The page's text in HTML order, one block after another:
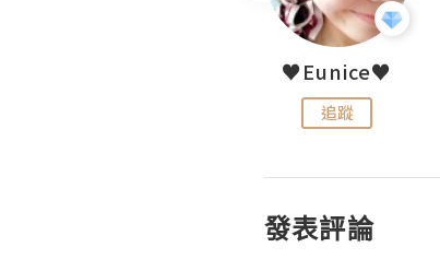
♥Eunice♥
追蹤
發表評論